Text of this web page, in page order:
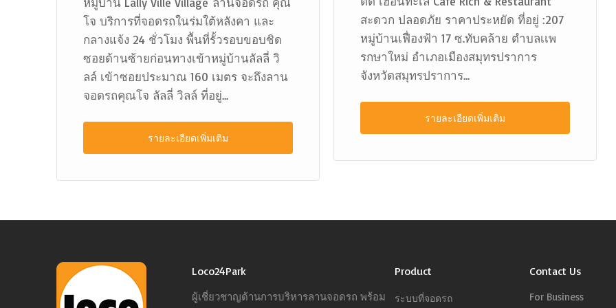
โจ บริการที่จอดรถในร่มใต้หลังคา และ
กลางแจ้ง 24 ชั่วโมง พื้นที่รั้วรอบขอบชิด
ซอยด้านซ้ายก่อนทางเข้าหมู่บ้านลัลลี่ วิ
ลล์ เข้าซอยประมาณ 160 เมตร จะถึงลาน
จอดรถคุณโจ ลัลลี่ วิลล์ ที่อยู่...
รายละเอียดเพิ่มเติม
สะดวก ปลอดภัย ราคาประหยัด ที่อยู่ :207
หมู่บ้านเฟื่องฟ้า 17 ซ.ทับคล้าย ตำบลเเพ
รกษาใหม่ อำเภอเมืองสมุทรปราการ
จังหวัดสมุทรปราการ...
รายละเอียดเพิ่มเติม
Loco24Park
ผู้เชี่ยวชาญด้านการบริหารลานจอดรถ พร้อม
Product
ระบบที่จอดรถ
Contact Us
For Business